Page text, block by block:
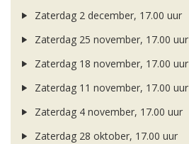
Zaterdag 2 december, 17.00 uur
Zaterdag 25 november, 17.00 uur
Zaterdag 18 november, 17.00 uur
Zaterdag 11 november, 17.00 uur
Zaterdag 4 november, 17.00 uur
Zaterdag 28 oktober, 17.00 uur